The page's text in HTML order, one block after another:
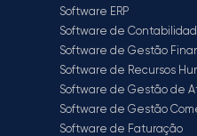
Software ERP
Software de
Software de Gestão
Software de Recursos
Software de Gestão de
Software de Gestão
Software de Faturação